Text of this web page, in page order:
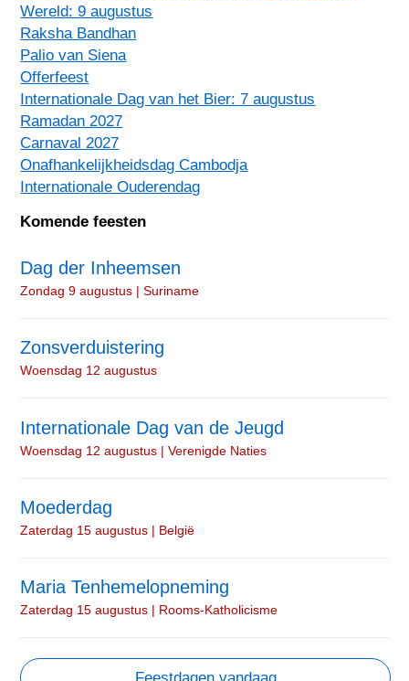
Wereld: 9 augustus
Raksha Bandhan
Palio van Siena
Offerfeest
Internationale Dag van het Bier: 7 augustus
Ramadan 2027
Carnaval 2027
Onafhankelijkheidsdag Cambodja
Internationale Ouderendag
Komende feesten
Dag der Inheemsen
Zondag 9 augustus | Suriname
Zonsverduistering
Woensdag 12 augustus
Internationale Dag van de Jeugd
Woensdag 12 augustus | Verenigde Naties
Moederdag
Zaterdag 15 augustus | België
Maria Tenhemelopneming
Zaterdag 15 augustus | Rooms-Katholicisme